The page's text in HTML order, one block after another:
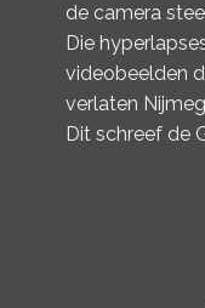
de camera
Die
videobeelden
verlaten
Dit schreef de